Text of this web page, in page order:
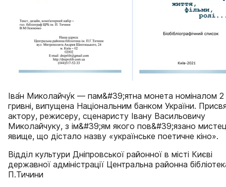
Іва́н Миколайчу́к — пам&#39;ятна монета номіналом 2
гривні, випущена Національним банком України.
актору, режисеру, сценаристу Івану Васильовичу
Миколайчуку, з ім&#39;ям якого пов&#39;язано
явище, що дістало назву «українське поетичне кіно».
Відділ культури Дніпровської районної в місті Києві
державної адміністрації Центральна районна
П.Тичини